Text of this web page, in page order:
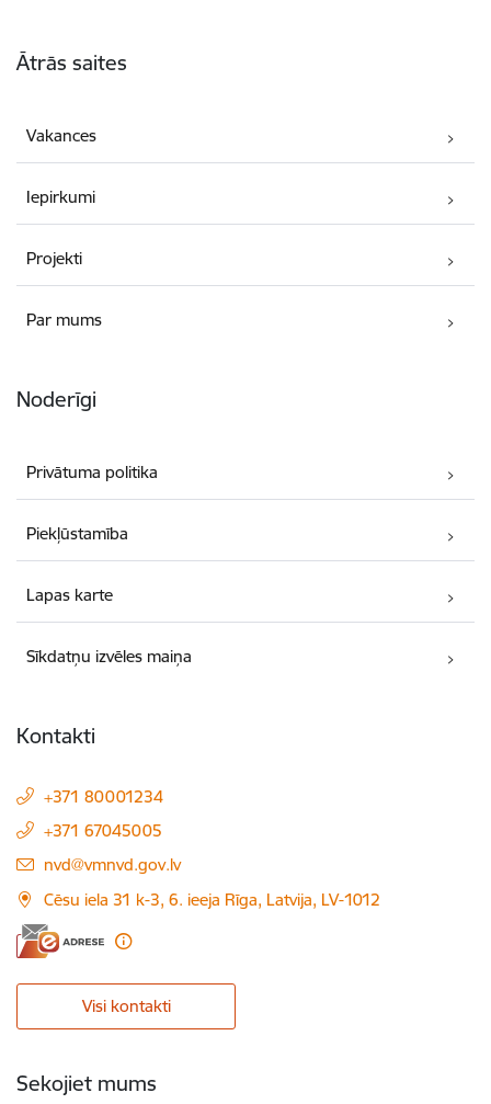
Ātrās saites
Vakances
Iepirkumi
Projekti
Par mums
Noderīgi
Privātuma politika
Piekļūstamība
Lapas karte
Sīkdatņu izvēles maiņa
Kontakti
+371 80001234
+371 67045005
E-pasts:
nvd@vmnvd.gov.lv
Cēsu iela 31 k-3, 6. ieeja Rīga, Latvija, LV-1012
Visi kontakti
Sekojiet mums